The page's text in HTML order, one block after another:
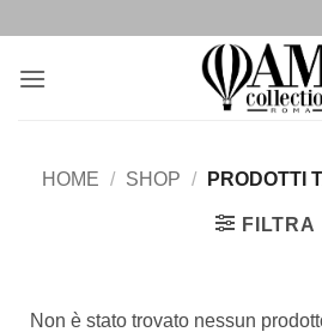
contenuti
HOME / SHOP / PRODOTTI
FILTRA
Non è stato trovato nessun